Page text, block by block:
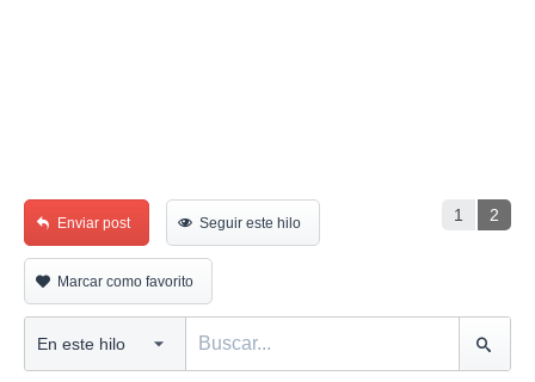
1 2
Enviar post Seguir este hilo
Marcar como favorito